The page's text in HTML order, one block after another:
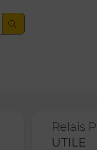
Relais
UTILE